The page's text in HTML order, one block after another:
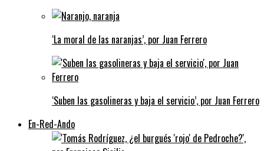
‘La moral de las naranjas’, por Juan Ferrero
‘Suben las gasolineras y baja el servicio’, por Juan Ferrero
En-Red-Ando